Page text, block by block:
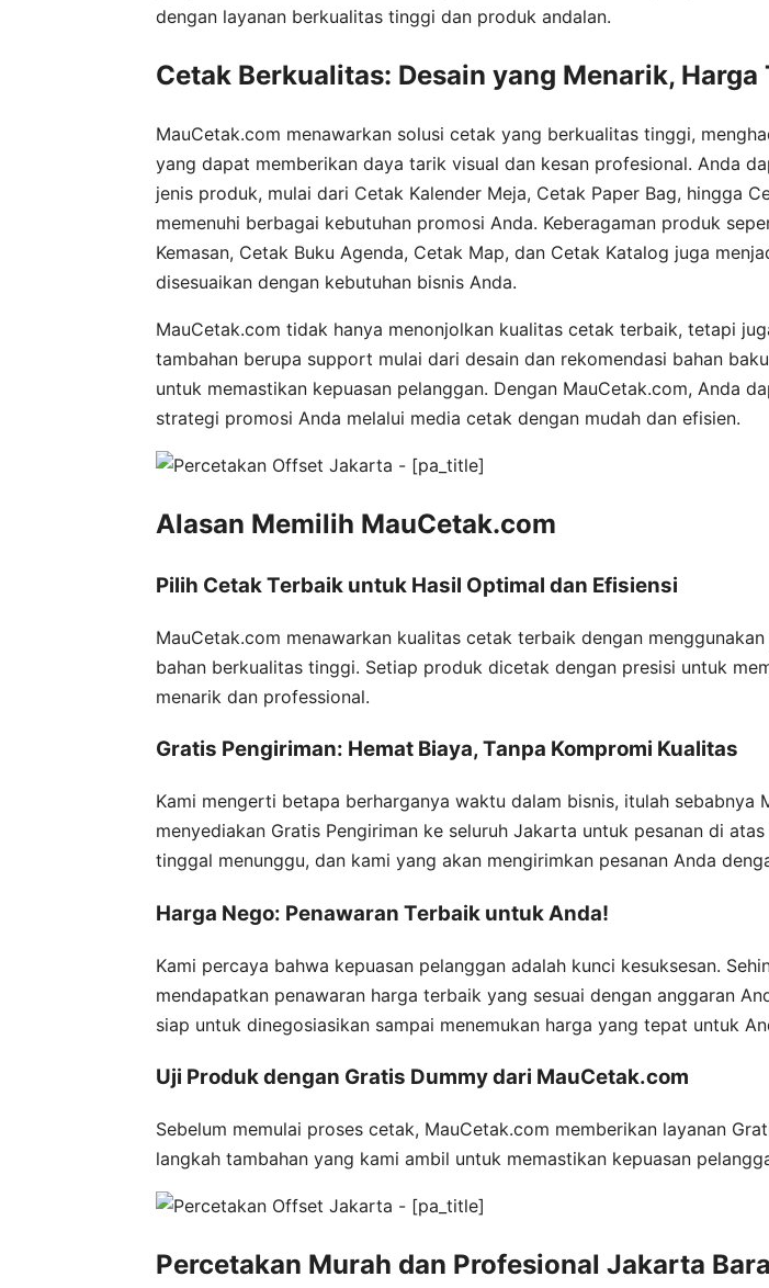
dengan layanan berkualitas tinggi dan produk andalan.
Cetak Berkualitas: Desain yang Menarik, Harga
MauCetak.com menawarkan solusi cetak yang berkualitas tinggi,
yang dapat memberikan daya tarik visual dan kesan profesional. Anda
jenis produk, mulai dari Cetak Kalender Meja, Cetak Paper Bag, hingga
memenuhi berbagai kebutuhan promosi Anda. Keberagaman produk
Kemasan, Cetak Buku Agenda, Cetak Map, dan Cetak Katalog juga
disesuaikan dengan kebutuhan bisnis Anda.
MauCetak.com tidak hanya menonjolkan kualitas cetak terbaik, tetapi
tambahan berupa support mulai dari desain dan rekomendasi bahan
untuk memastikan kepuasan pelanggan. Dengan MauCetak.com, Anda
strategi promosi Anda melalui media cetak dengan mudah dan efisien.
Alasan Memilih MauCetak.com
Pilih Cetak Terbaik untuk Hasil Optimal dan Efisiensi
MauCetak.com menawarkan kualitas cetak terbaik dengan
bahan berkualitas tinggi. Setiap produk dicetak dengan presisi untuk
menarik dan professional.
Gratis Pengiriman: Hemat Biaya, Tanpa Kompromi Kualitas
Kami mengerti betapa berharganya waktu dalam bisnis, itulah sebabnya
menyediakan Gratis Pengiriman ke seluruh Jakarta untuk pesanan di
tinggal menunggu, dan kami yang akan mengirimkan pesanan Anda
Harga Nego: Penawaran Terbaik untuk Anda!
Kami percaya bahwa kepuasan pelanggan adalah kunci kesuksesan.
mendapatkan penawaran harga terbaik yang sesuai dengan anggaran
siap untuk dinegosiasikan sampai menemukan harga yang tepat untuk
Uji Produk dengan Gratis Dummy dari MauCetak.com
Sebelum memulai proses cetak, MauCetak.com memberikan layanan
langkah tambahan yang kami ambil untuk memastikan kepuasan
Percetakan Murah dan Profesional Jakarta